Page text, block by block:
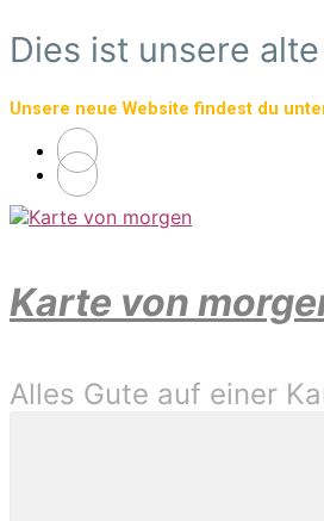
Zum
Hauptinhalt
Dies ist unsere
Unsere neue Website findest du
Karte von
Alles Gute auf einer